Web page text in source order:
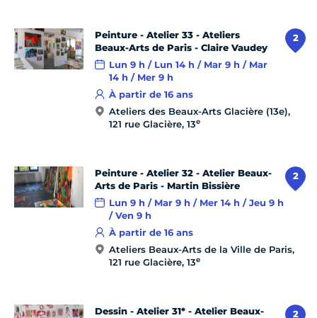
2
Peinture - Atelier 33 - Ateliers
Beaux-Arts de Paris - Claire Vaudey
Lun 9 h / Lun 14 h / Mar 9 h / Mar
14 h / Mer 9 h
À partir de 16 ans
Ateliers des Beaux-Arts Glacière (13e),
121 rue Glacière, 13e
2
Peinture - Atelier 32 - Atelier Beaux-
Arts de Paris - Martin Bissière
Lun 9 h / Mar 9 h / Mer 14 h / Jeu 9 h
/ Ven 9 h
À partir de 16 ans
Ateliers Beaux-Arts de la Ville de Paris,
121 rue Glacière, 13e
2
Dessin - Atelier 31* - Atelier Beaux-